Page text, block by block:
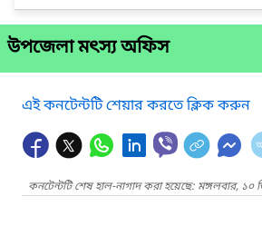
উপজেলা মৎস্য অফিস
এই কনটেন্টটি শেয়ার করতে ক্লিক করুন
কনটেন্টটি শেষ হাল-নাগাদ করা হয়েছে: মঙ্গলবার,